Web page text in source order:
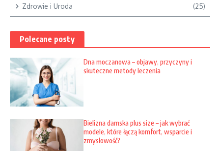
Zdrowie i Uroda (25)
Polecane posty
Dna moczanowa – objawy, przyczyny i
skuteczne metody leczenia
Bielizna damska plus size – jak wybrać
modele, które łączą komfort, wsparcie i
zmysłowość?